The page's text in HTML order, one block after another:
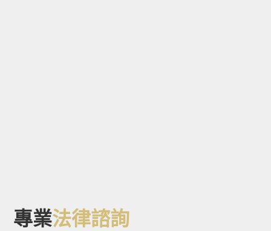
專業法律諮詢